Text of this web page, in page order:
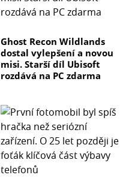
Ghost Recon Wildlands
dostal vylepšení a novou
misi. Starší díl Ubisoft
rozdává na PC zdarma